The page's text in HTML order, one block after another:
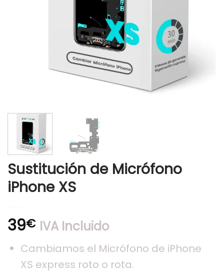
Sustitución de Micrófono
iPhone XS
39€ IVA Incluido
Cambiamos el Micrófono de iPhone
XS express roto o rota.